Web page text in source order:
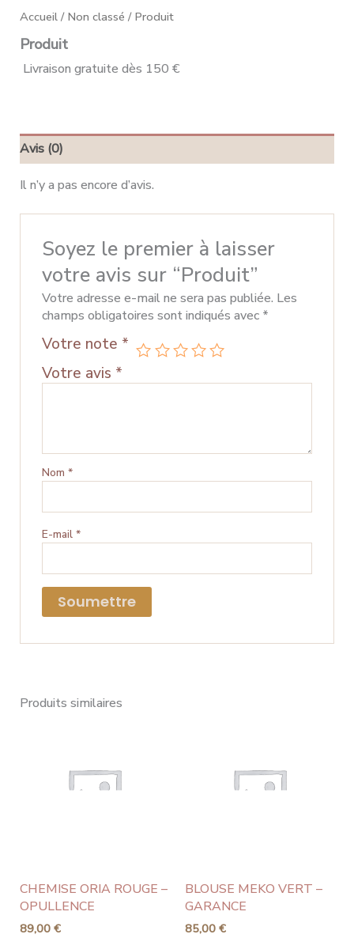
Accueil / Non classé / Produit
Produit
Livraison gratuite dès 150 €
Avis (0)
Il n’y a pas encore d’avis.
Soyez le premier à laisser
votre avis sur “Produit”
Votre adresse e-mail ne sera pas publiée. Les
champs obligatoires sont indiqués avec *
Votre note *
Votre avis *
Nom *
E-mail *
Produits similaires
CHEMISE ORIA ROUGE –
OPULLENCE
89,00 €
BLOUSE MEKO VERT –
GARANCE
85,00 €